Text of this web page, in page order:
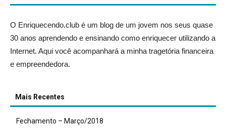
O Enriquecendo.club é um blog de um jovem nos seus quase
30 anos aprendendo e ensinando como enriquecer utilizando a
Internet. Aqui você acompanhará a minha tragetória financeira
e empreendedora.
Mais Recentes
Fechamento – Março/2018